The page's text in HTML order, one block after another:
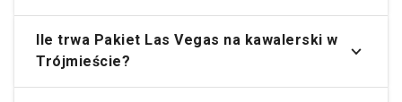
Ile trwa Pakiet Las Vegas na kawalerski w
Trójmieście?